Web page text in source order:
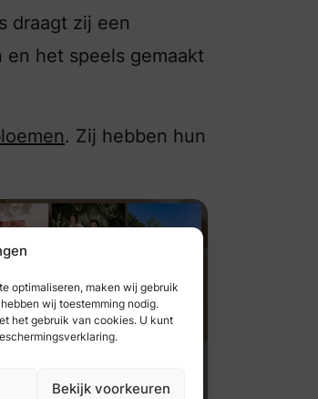
optimaliseren, maken wij gebruik
wij toestemming nodig.
het gebruik van cookies. U kunt
Bekijk voorkeuren
draagt zij een
het speels gemaakt
. Zij hebben hun